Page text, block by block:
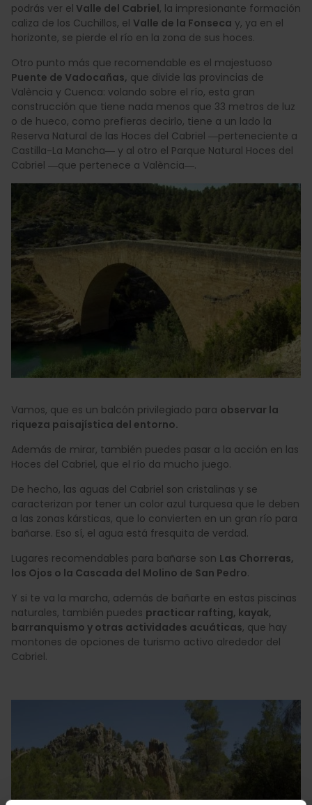
podrás ver el Valle del Cabriel, la impresionante formación
caliza de los Cuchillos, el Valle de la Fonseca y, ya en el
horizonte, se pierde el río en la zona de sus hoces.
Otro punto más que recomendable es el majestuoso
Puente de Vadocañas, que divide las provincias de
València y Cuenca: volando sobre el río, esta gran
construcción que tiene nada menos que 33 metros de luz
o de hueco, como prefieras decirlo, tiene a un lado la
Reserva Natural de las Hoces del Cabriel ―perteneciente a
Castilla-La Mancha― y al otro el Parque Natural Hoces del
Cabriel ―que pertenece a València―.
Vamos, que es un balcón privilegiado para observar la
riqueza paisajística del entorno.
Además de mirar, también puedes pasar a la acción en las
Hoces del Cabriel, que el río da mucho juego.
De hecho, las aguas del Cabriel son cristalinas y se
caracterizan por tener un color azul turquesa que le deben
a las zonas kársticas, que lo convierten en un gran río para
bañarse. Eso sí, el agua está fresquita de verdad.
Lugares recomendables para bañarse son Las Chorreras,
los Ojos o la Cascada del Molino de San Pedro.
Y si te va la marcha, además de bañarte en estas piscinas
naturales, también puedes practicar rafting, kayak,
barranquismo y otras actividades acuáticas, que hay
montones de opciones de turismo activo alrededor del
Cabriel.